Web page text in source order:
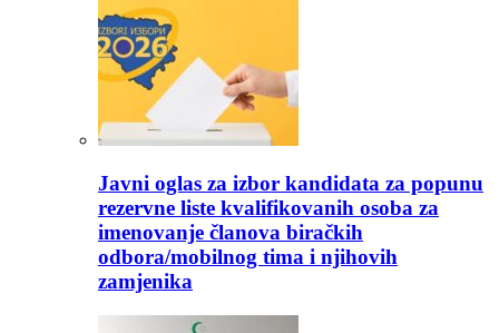
Javni oglas za izbor kandidata za popunu
rezervne liste kvalifikovanih osoba za
imenovanje članova biračkih
odbora/mobilnog tima i njihovih
zamjenika